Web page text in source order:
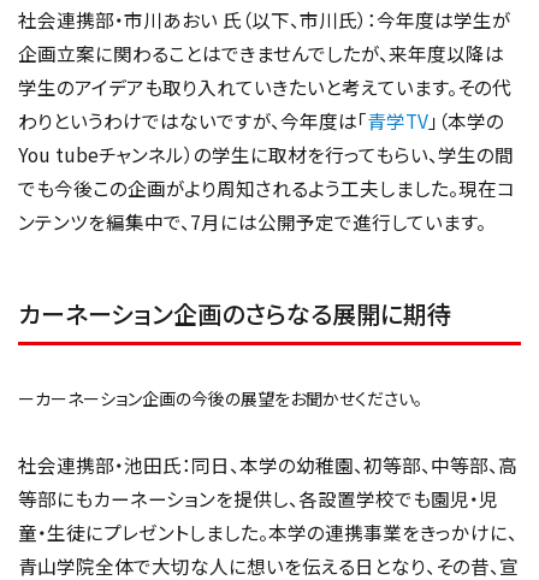
社会連携部・市川あおい 氏（以下、市川氏）：今年度は学生が
企画立案に関わることはできませんでしたが、来年度以降は
学生のアイデアも取り入れていきたいと考えています。その代
わりというわけではないですが、今年度は「青学TV」（本学の
You tubeチャンネル）の学生に取材を行ってもらい、学生の間
でも今後この企画がより周知されるよう工夫しました。現在コ
ンテンツを編集中で、7月には公開予定で進行しています。
カーネーション企画のさらなる展開に期待
ーカーネーション企画の今後の展望をお聞かせください。
社会連携部・池田氏：同日、本学の幼稚園、初等部、中等部、高
等部にもカーネーションを提供し、各設置学校でも園児・児
童・生徒にプレゼントしました。本学の連携事業をきっかけに、
青山学院全体で大切な人に想いを伝える日となり、その昔、宣